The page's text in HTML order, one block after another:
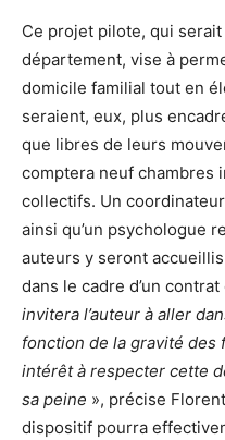
Ce projet pilote, qui
département, vise à
domicile familial tout en
seraient, eux, plus
que libres de leurs
comptera neuf chambres
collectifs. Un
ainsi qu’un psychologue
auteurs y seront
dans le cadre d’un
invitera l’auteur à aller
fonction de la gravité des
intérêt à respecter cette
sa peine », précise
dispositif pourra